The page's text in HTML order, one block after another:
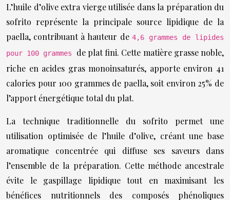
L’huile d’olive extra vierge utilisée dans la préparation du
sofrito représente la principale source lipidique de la
paella, contribuant à hauteur de 4,6 grammes de lipides
pour 100 grammes de plat fini. Cette matière grasse noble,
riche en acides gras monoinsaturés, apporte environ 41
calories pour 100 grammes de paella, soit environ 25% de
l’apport énergétique total du plat.
La technique traditionnelle du sofrito permet une
utilisation optimisée de l’huile d’olive, créant une base
aromatique concentrée qui diffuse ses saveurs dans
l’ensemble de la préparation. Cette méthode ancestrale
évite le gaspillage lipidique tout en maximisant les
bénéfices nutritionnels des composés phénoliques